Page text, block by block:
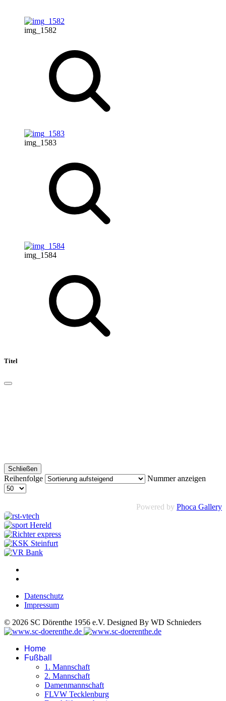
img_1582
img_1583
img_1584
Titel
Schließen
Reihenfolge Nummer anzeigen
Powered by Phoca Gallery
Datenschutz
Impressum
© 2026 SC Dörenthe 1956 e.V. Designed By WD Schnieders
Home
Fußball
1. Mannschaft
2. Mannschaft
Damenmannschaft
FLVW Tecklenburg